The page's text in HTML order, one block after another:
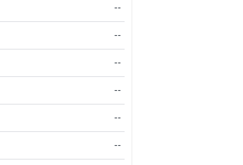
--
--
--
--
--
--